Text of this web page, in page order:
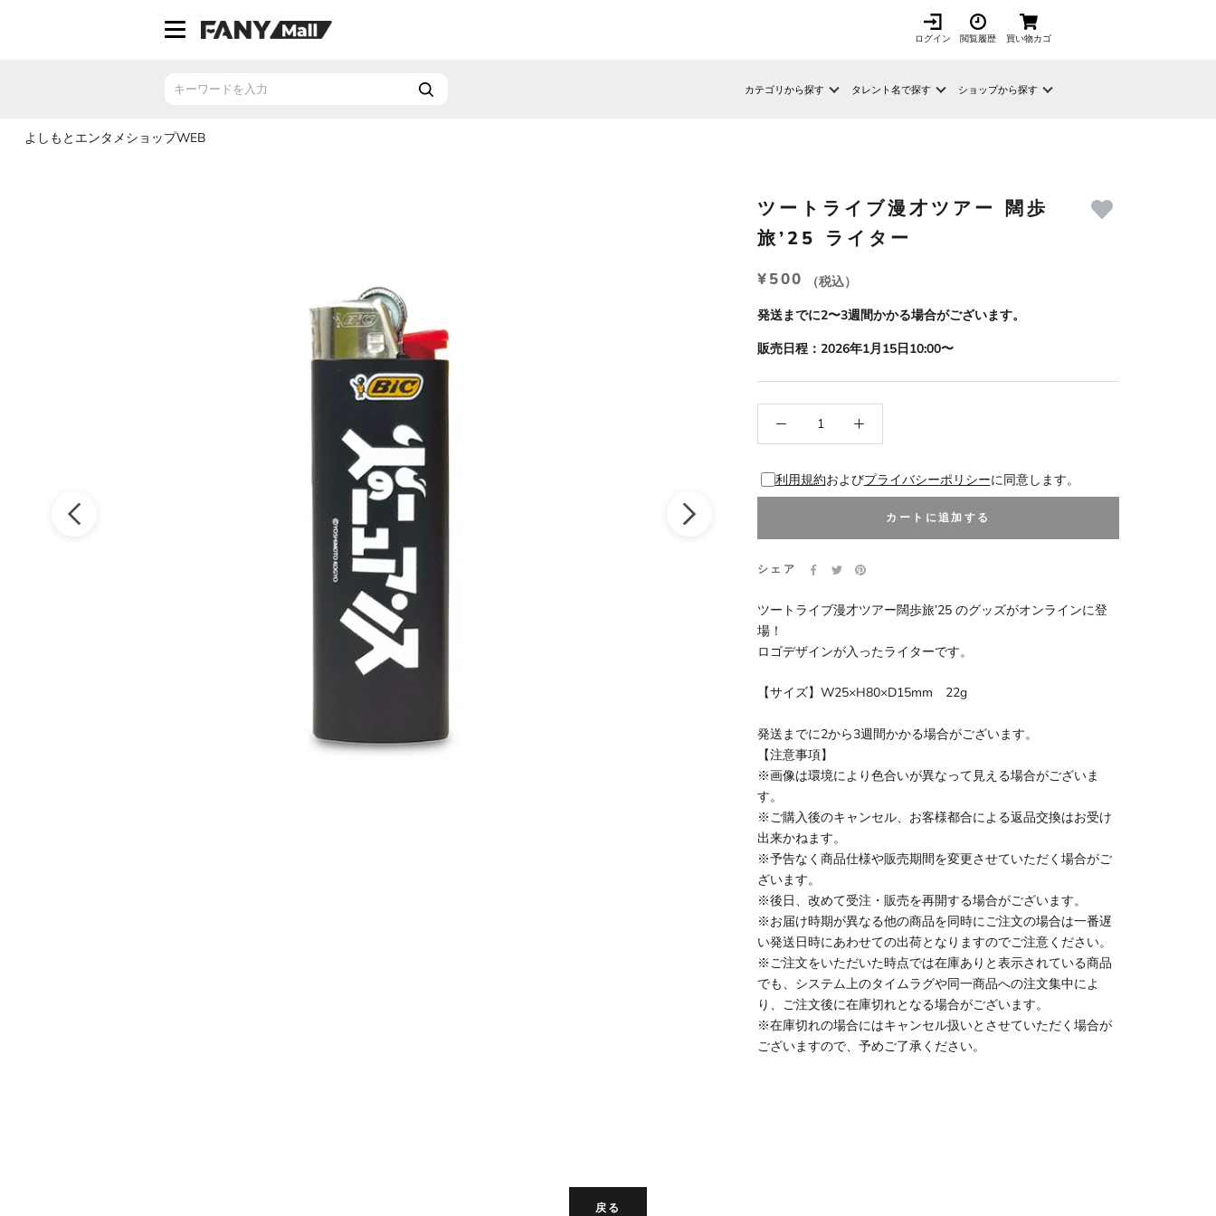
ログイン 閲覧履歴 買い物カゴ
カテゴリから探す タレント名で探す ショップから探す
よしもとエンタメショップWEB
ツートライブ漫才ツアー 闊歩
旅’25 ライター
¥500
（税込）
発送までに2〜3週間かかる場合がございます。
販売日程：2026年1月15日10:00〜
利用規約およびプライバシーポリシーに同意します。
カートに追加する
シェア
ツートライブ漫才ツアー闊歩旅’25 のグッズがオンラインに登
場！
ロゴデザインが入ったライターです。
【サイズ】W25×H80×D15mm 22g
発送までに2から3週間かかる場合がございます。
【注意事項】
※画像は環境により色合いが異なって見える場合がございま
す。
※ご購入後のキャンセル、お客様都合による返品交換はお受け
出来かねます。
※予告なく商品仕様や販売期間を変更させていただく場合がご
ざいます。
※後日、改めて受注・販売を再開する場合がございます。
※お届け時期が異なる他の商品を同時にご注文の場合は一番遅
い発送日時にあわせての出荷となりますのでご注意ください。
※ご注文をいただいた時点では在庫ありと表示されている商品
でも、システム上のタイムラグや同一商品への注文集中によ
り、ご注文後に在庫切れとなる場合がございます。
※在庫切れの場合にはキャンセル扱いとさせていただく場合が
ございますので、予めご了承ください。
戻る